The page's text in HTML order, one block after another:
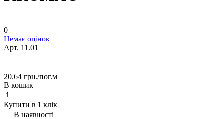
0
Немає оцінок
Арт. 11.01
20.64 грн./пог.м
В кошик
Купити в 1 клік
В наявності